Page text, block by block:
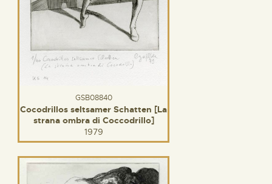
GSB08840
Cocodrillos seltsamer Schatten [La
strana ombra di Coccodrillo]
1979